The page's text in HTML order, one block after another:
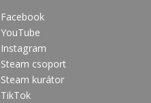
Facebook
YouTube
Instagram
Steam csoport
Steam kurátor
TikTok